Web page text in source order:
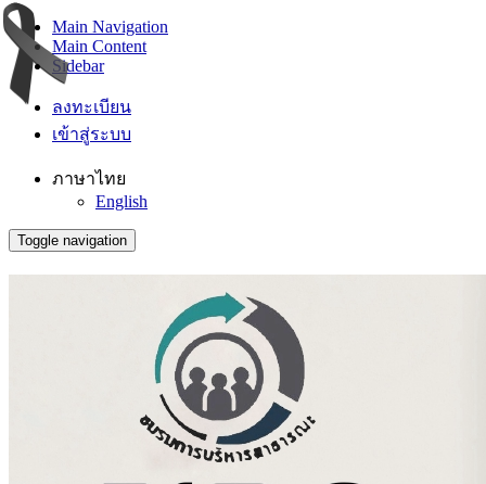
Main Navigation
Main Content
Sidebar
ลงทะเบียน
เข้าสู่ระบบ
ภาษาไทย
English
Toggle navigation